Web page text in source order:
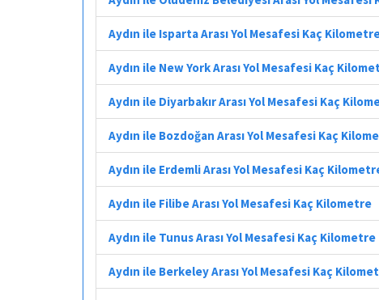
Aydın ile Isparta Arası Yol Mesafesi Kaç
Aydın ile New York Arası Yol Mesafesi Kaç
Aydın ile Diyarbakır Arası Yol Mesafesi Kaç
Aydın ile Bozdoğan Arası Yol Mesafesi Kaç
Aydın ile Erdemli Arası Yol Mesafesi Kaç
Aydın ile Filibe Arası Yol Mesafesi Kaç Kilometre
Aydın ile Tunus Arası Yol Mesafesi Kaç Kilometre
Aydın ile Berkeley Arası Yol Mesafesi Kaç